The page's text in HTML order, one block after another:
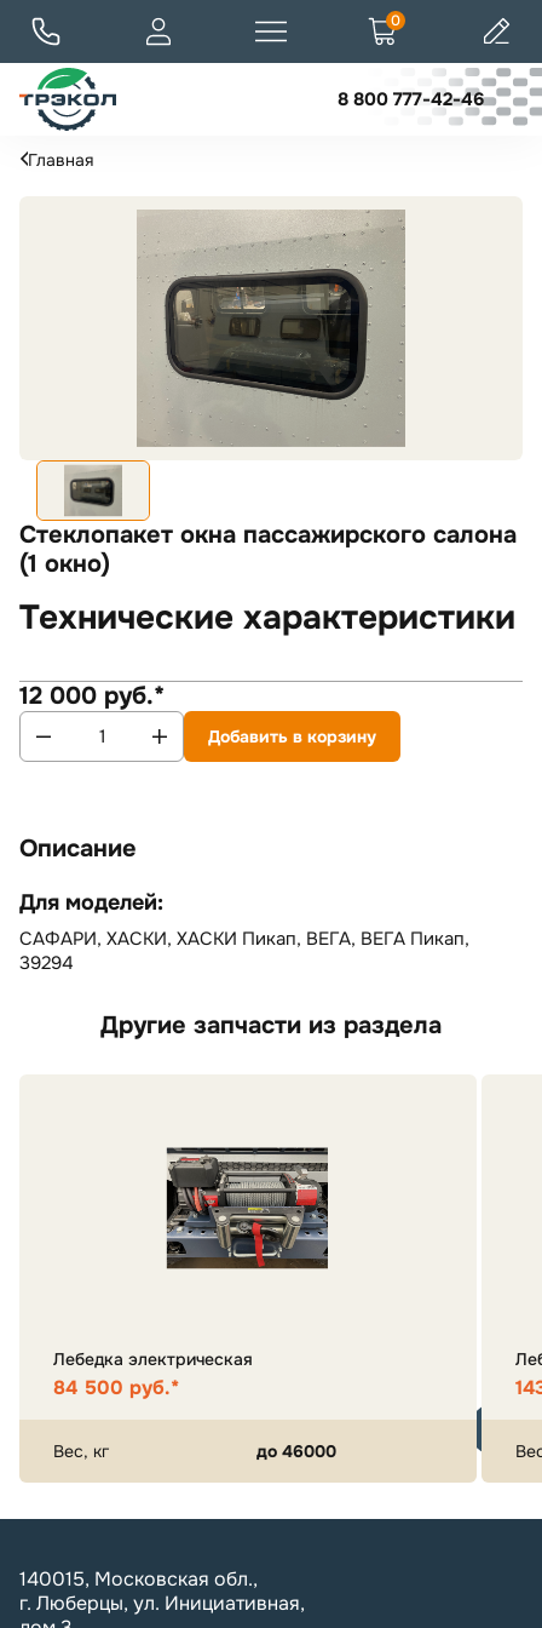
8 800 777-42-46
0
Главная
Стеклопакет окна пассажирского салона
(1 окно)
Технические характеристики
12 000 руб.*
Добавить в корзину
Описание
Для моделей:
САФАРИ, ХАСКИ, ХАСКИ Пикап, ВЕГА, ВЕГА Пикап,
39294
Другие запчасти из раздела
Лебедка электрическая
84 500 руб.*
Вес, кг до 46000
140015, Московская обл.,
г. Люберцы, ул. Инициативная,